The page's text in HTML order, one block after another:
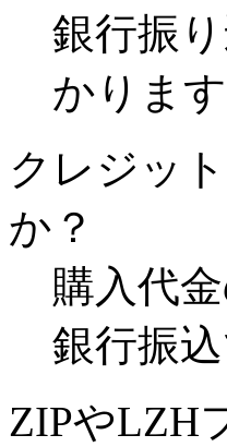
銀行振
かります
クレジッ
か？
購入代
銀行振
ZIPやLZH